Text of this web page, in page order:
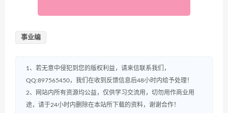
事业编
1、若无意中侵犯到您的版权利益，请来信联系我们，
QQ:897565450，我们在收到反馈信息后48小时内给予处理！
2、网站内所有资源均公益，仅供学习交流用，切勿用作商业用
途，请于24小时内删除在本站所下载的资料，谢谢合作！